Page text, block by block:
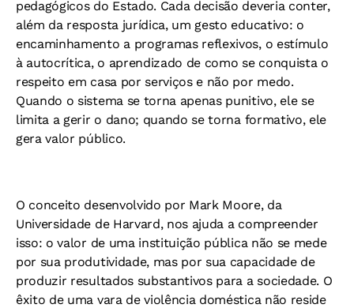
pedagógicos do Estado. Cada decisão deveria conter,
além da resposta jurídica, um gesto educativo: o
encaminhamento a programas reflexivos, o estímulo
à autocrítica, o aprendizado de como se conquista o
respeito em casa por serviços e não por medo.
Quando o sistema se torna apenas punitivo, ele se
limita a gerir o dano; quando se torna formativo, ele
gera valor público.
O conceito desenvolvido por Mark Moore, da
Universidade de Harvard, nos ajuda a compreender
isso: o valor de uma instituição pública não se mede
por sua produtividade, mas por sua capacidade de
produzir resultados substantivos para a sociedade. O
êxito de uma vara de violência doméstica não reside